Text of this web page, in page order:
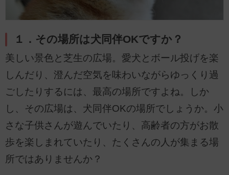
１．その場所は犬同伴OKですか？
美しい景色と芝生の広場。愛犬とボール投げを楽
しんだり、澄んだ空気を味わいながらゆっくり過
ごしたりするには、最高の場所ですよね。しか
し、その広場は、犬同伴OKの場所でしょうか。小
さな子供さんが遊んでいたり、高齢者の方がお散
歩を楽しまれていたり、たくさんの人が集まる場
所ではありませんか？